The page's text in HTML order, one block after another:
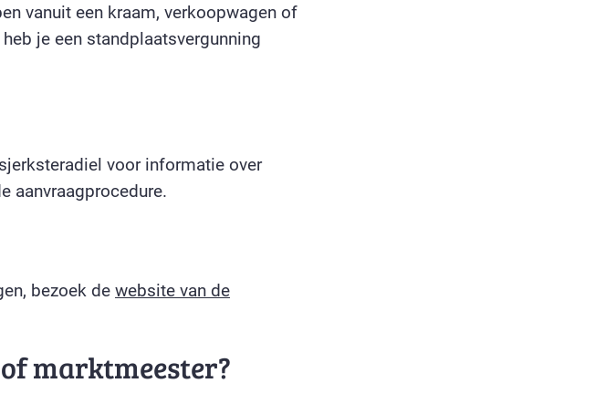
vanuit een kraam, verkoopwagen of
je een standplaatsvergunning
voor informatie over
aanvraagprocedure.
bezoek de website van de
marktmeester?